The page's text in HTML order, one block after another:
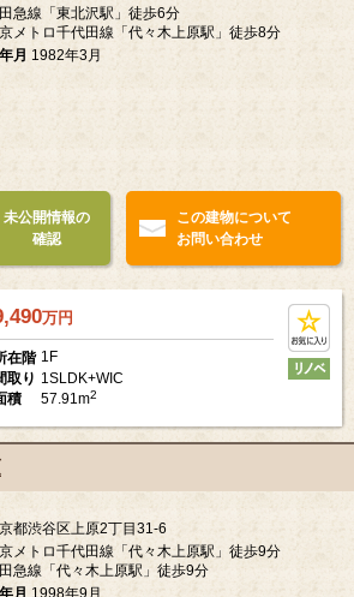
急線「東北沢駅」徒歩6分
メトロ千代田線「代々木上原駅」徒歩8分
月 1982年3月
未公開情報の
確認
この建物について
お問い合わせ
万円
在階 1F
取り 1SLDK+WIC
積
57.91m2
都渋谷区上原2丁目31-6
メトロ千代田線「代々木上原駅」徒歩9分
急線「代々木上原駅」徒歩9分
月 1998年9月